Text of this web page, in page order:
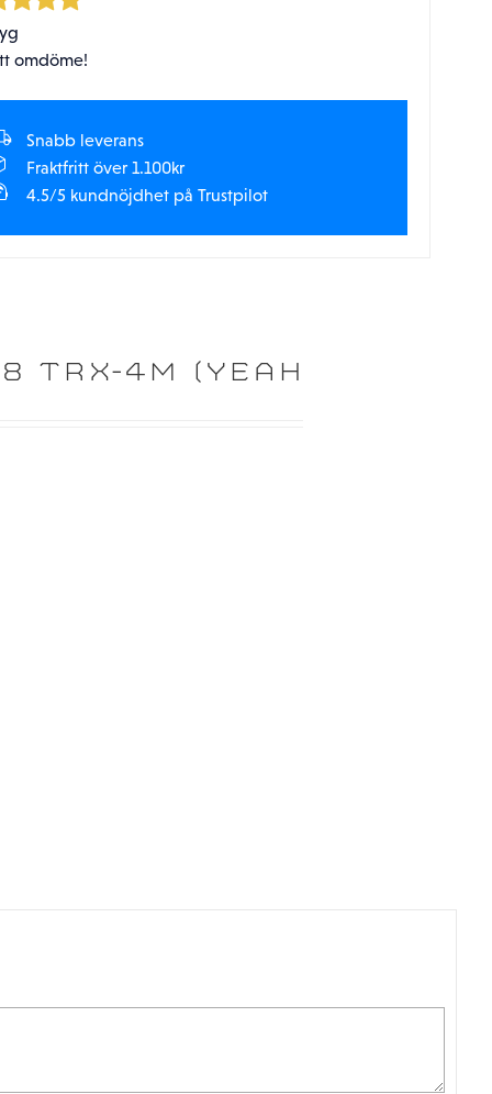
omdöme!
Snabb leverans
Fraktfritt över 1.100kr
4.5/5 kundnöjdhet på Trustpilot
TRX-4M (YEAH